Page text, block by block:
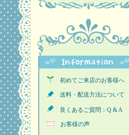
初めてご来店のお客様へ
送料・配送方法について
良くあるご質問：Q & A
お客様の声